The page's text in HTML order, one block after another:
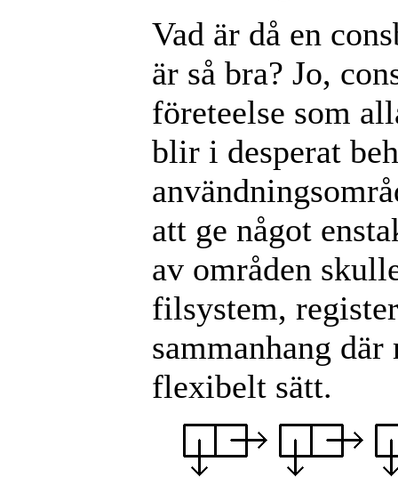
Vad är då en
är så bra? Jo,
företeelse som
blir i desperat
att ge något
av områden
filsystem,
sammanhang
flexibelt sätt.